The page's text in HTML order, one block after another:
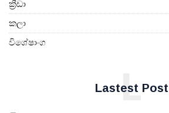
ක්‍රීඩා
කලා
විශේෂාංග
Lastest Post
L